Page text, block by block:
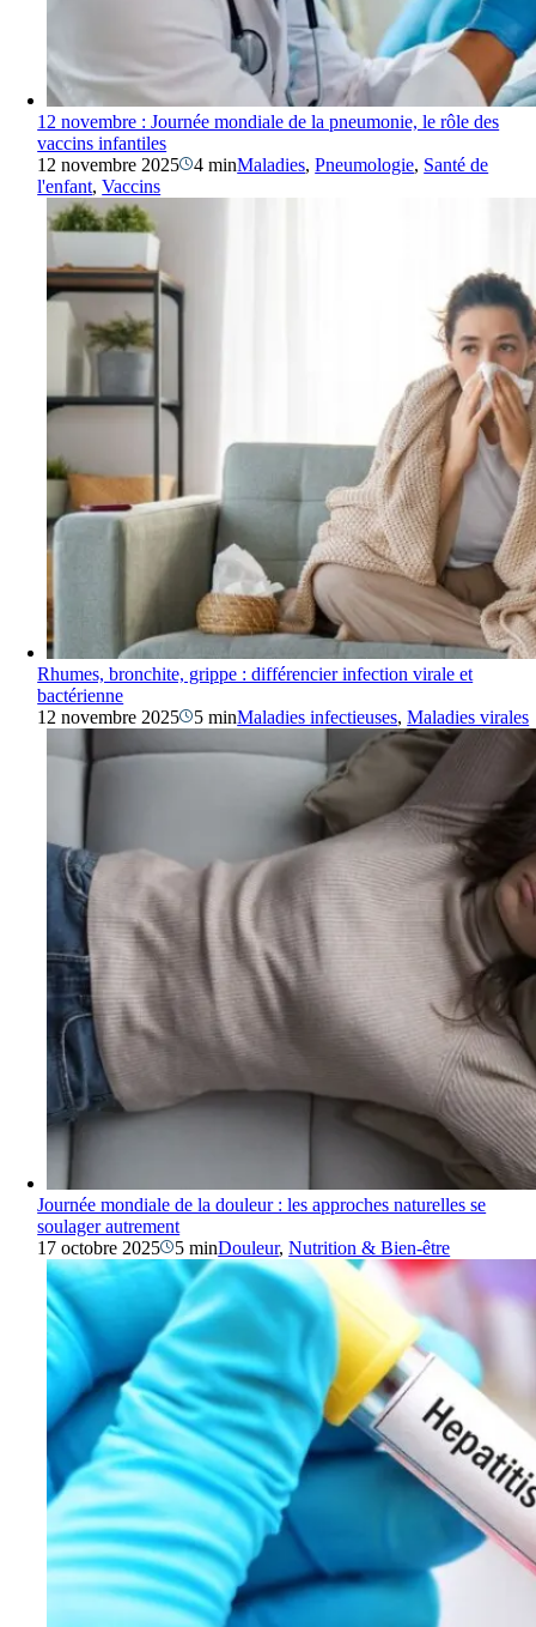
12 novembre : Journée mondiale de la pneumonie, le rôle des
vaccins infantiles
12 novembre 2025
4 minMaladies,Pneumologie, Santé de
l'enfant,Vaccins
Rhumes, bronchite, grippe : différencier infection virale et
bactérienne
12 novembre 2025
5 minMaladies infectieuses,Maladies virales
Journée mondiale de la douleur : les approches naturelles se
soulager autrement
17 octobre 2025
5 minDouleur,Nutrition & Bien-être